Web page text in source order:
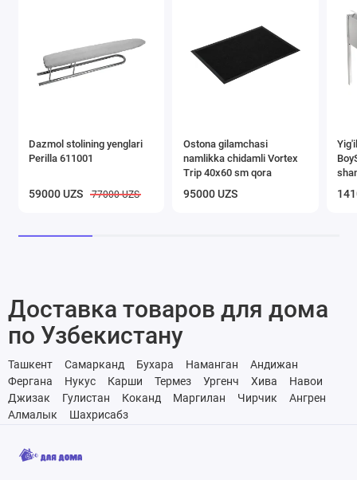
Dazmol stolining yenglari
Perilla 611001
59000 UZS 77000 UZS
Ostona gilamchasi
namlikka chidamli Vortex
Trip 40х60 sm qora
95000 UZS
Доставка товаров для дома
по Узбекистану
Ташкент Самарканд Бухара Наманган
Андижан
Фергана
Нукус Карши Термез Ургенч Хива
Навои
Джизак
Гулистан Коканд Маргилан Чирчик
Ангрен
Алмалык
Шахрисабз